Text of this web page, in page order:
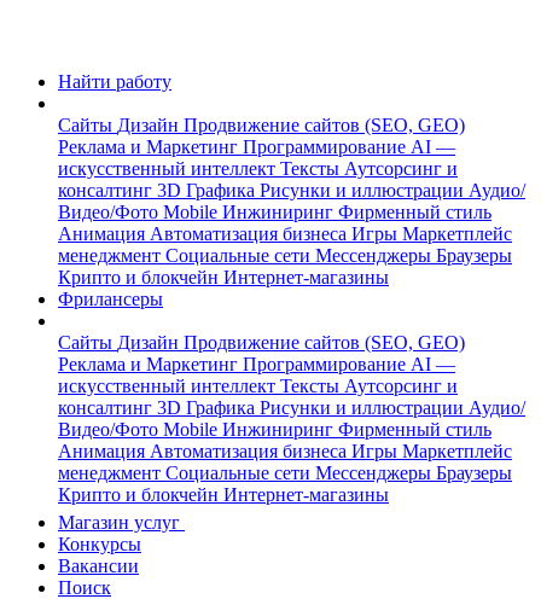
Найти работу
Сайты Дизайн Продвижение сайтов (SEO, GEO)
Реклама и Маркетинг Программирование AI —
искусственный интеллект Тексты Аутсорсинг и
консалтинг 3D Графика Рисунки и иллюстрации Аудио/
Видео/Фото Mobile Инжиниринг Фирменный стиль
Анимация Автоматизация бизнеса Игры Маркетплейс
менеджмент Социальные сети Мессенджеры Браузеры
Крипто и блокчейн Интернет-магазины
Фрилансеры
Сайты Дизайн Продвижение сайтов (SEO, GEO)
Реклама и Маркетинг Программирование AI —
искусственный интеллект Тексты Аутсорсинг и
консалтинг 3D Графика Рисунки и иллюстрации Аудио/
Видео/Фото Mobile Инжиниринг Фирменный стиль
Анимация Автоматизация бизнеса Игры Маркетплейс
менеджмент Социальные сети Мессенджеры Браузеры
Крипто и блокчейн Интернет-магазины
Магазин услуг
Конкурсы
Вакансии
Поиск